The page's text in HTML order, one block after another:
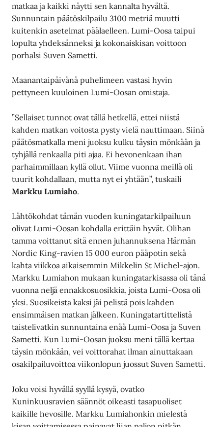
matkaa ja kaikki näytti sen kannalta hyvältä.
Sunnuntain päätöskilpailu 3100 metriä muutti
kuitenkin asetelmat päälaelleen. Lumi-Oosa taipui
lopulta yhdeksänneksi ja kokonaiskisan voittoon
porhalsi Suven Sametti.
Maanantaipäivänä puhelimeen vastasi hyvin
pettyneen kuuloinen Lumi-Oosan omistaja.
”Sellaiset tunnot ovat tällä hetkellä, ettei niistä
kahden matkan voitosta pysty vielä nauttimaan. Siinä
päätösmatkalla meni juoksu kulku täysin mönkään ja
tyhjällä renkaalla piti ajaa. Ei hevonenkaan ihan
parhaimmillaan kyllä ollut. Viime vuonna meillä oli
tuurit kohdallaan, mutta nyt ei yhtään”, tuskaili
Markku Lumiaho.
Lähtökohdat tämän vuoden kuningatarkilpailuun
olivat Lumi-Oosan kohdalla erittäin hyvät. Olihan
tamma voittanut sitä ennen juhannuksena Härmän
Nordic King-ravien 15 000 euron pääpotin sekä
kahta viikkoa aikaisemmin Mikkelin St Michel-ajon.
Markku Lumiahon mukaan kuningatarkisassa oli tänä
vuonna neljä ennakkosuosikkia, joista Lumi-Oosa oli
yksi. Suosikeista kaksi jäi pelistä pois kahden
ensimmäisen matkan jälkeen. Kuningatartittelistä
taistelivatkin sunnuntaina enää Lumi-Oosa ja Suven
Sametti. Kun Lumi-Oosan juoksu meni tällä kertaa
täysin mönkään, vei voittorahat ilman ainuttakaan
osakilpailuvoittoa viikonlopun juossut Suven Sametti.
Joku voisi hyvällä syyllä kysyä, ovatko
Kuninkuusravien säännöt oikeasti tasapuoliset
kaikille hevosille. Markku Lumiahonkin mielestä